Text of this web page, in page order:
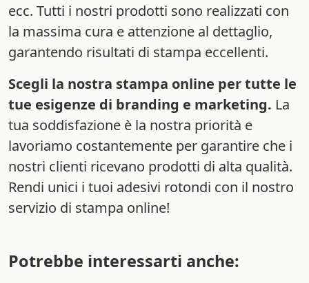
ecc. Tutti i nostri prodotti sono realizzati con
la massima cura e attenzione al dettaglio,
garantendo risultati di stampa eccellenti.
Scegli la nostra stampa online per tutte le
tue esigenze di branding e marketing. La
tua soddisfazione è la nostra priorità e
lavoriamo costantemente per garantire che i
nostri clienti ricevano prodotti di alta qualità.
Rendi unici i tuoi adesivi rotondi con il nostro
servizio di stampa online!
Potrebbe interessarti anche: